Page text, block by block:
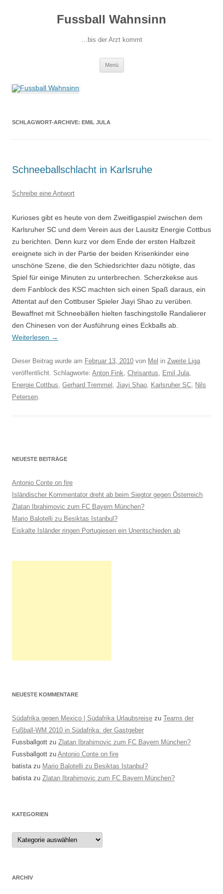
Fussball Wahnsinn
…bis der Arzt kommt
Menü
SCHLAGWORT-ARCHIVE: EMIL JULA
Schneeballschlacht in Karlsruhe
Schreibe eine Antwort
Kurioses gibt es heute von dem Zweitligaspiel zwischen dem
Karlsruher SC und dem Verein aus der Lausitz Energie Cottbus
zu berichten. Denn kurz vor dem Ende der ersten Halbzeit
ereignete sich in der Partie der beiden Krisenkinder eine
unschöne Szene, die den Schiedsrichter dazu nötigte, das
Spiel für einige Minuten zu unterbrechen. Scherzkekse aus
dem Fanblock des KSC machten sich einen Spaß daraus, ein
Attentat auf den Cottbuser Spieler Jiayi Shao zu verüben.
Bewaffnet mit Schneebällen hielten faschingstolle Randalierer
den Chinesen von der Ausführung eines Eckballs ab.
Weiterlesen →
Dieser Beitrag wurde am Februar 13, 2010 von Mel in Zweite Liga
veröffentlicht. Schlagworte: Anton Fink, Chrisantus, Emil Jula,
Energie Cottbus, Gerhard Tremmel , Jiayi Shao, Karlsruher SC, Nils
Petersen.
NEUESTE BEITRÄGE
Antonio Conte on fire
Isländischer Kommentator dreht ab beim Siegtor gegen Österreich
Zlatan Ibrahimovic zum FC Bayern München?
Mario Balotelli zu Besiktas Istanbul?
Eiskalte Isländer ringen Portugiesen ein Unentschieden ab
NEUESTE KOMMENTARE
Südafrika gegen Mexico | Südafrika Urlaubsreise zu Teams der
Fußball-WM 2010 in Südafrika: der Gastgeber
Fussballgott zu Zlatan Ibrahimovic zum FC Bayern München?
Fussballgott zu Antonio Conte on fire
batistazu Mario Balotelli zu Besiktas Istanbul?
batistazu Zlatan Ibrahimovic zum FC Bayern München?
KATEGORIEN
Kategorien
ARCHIV